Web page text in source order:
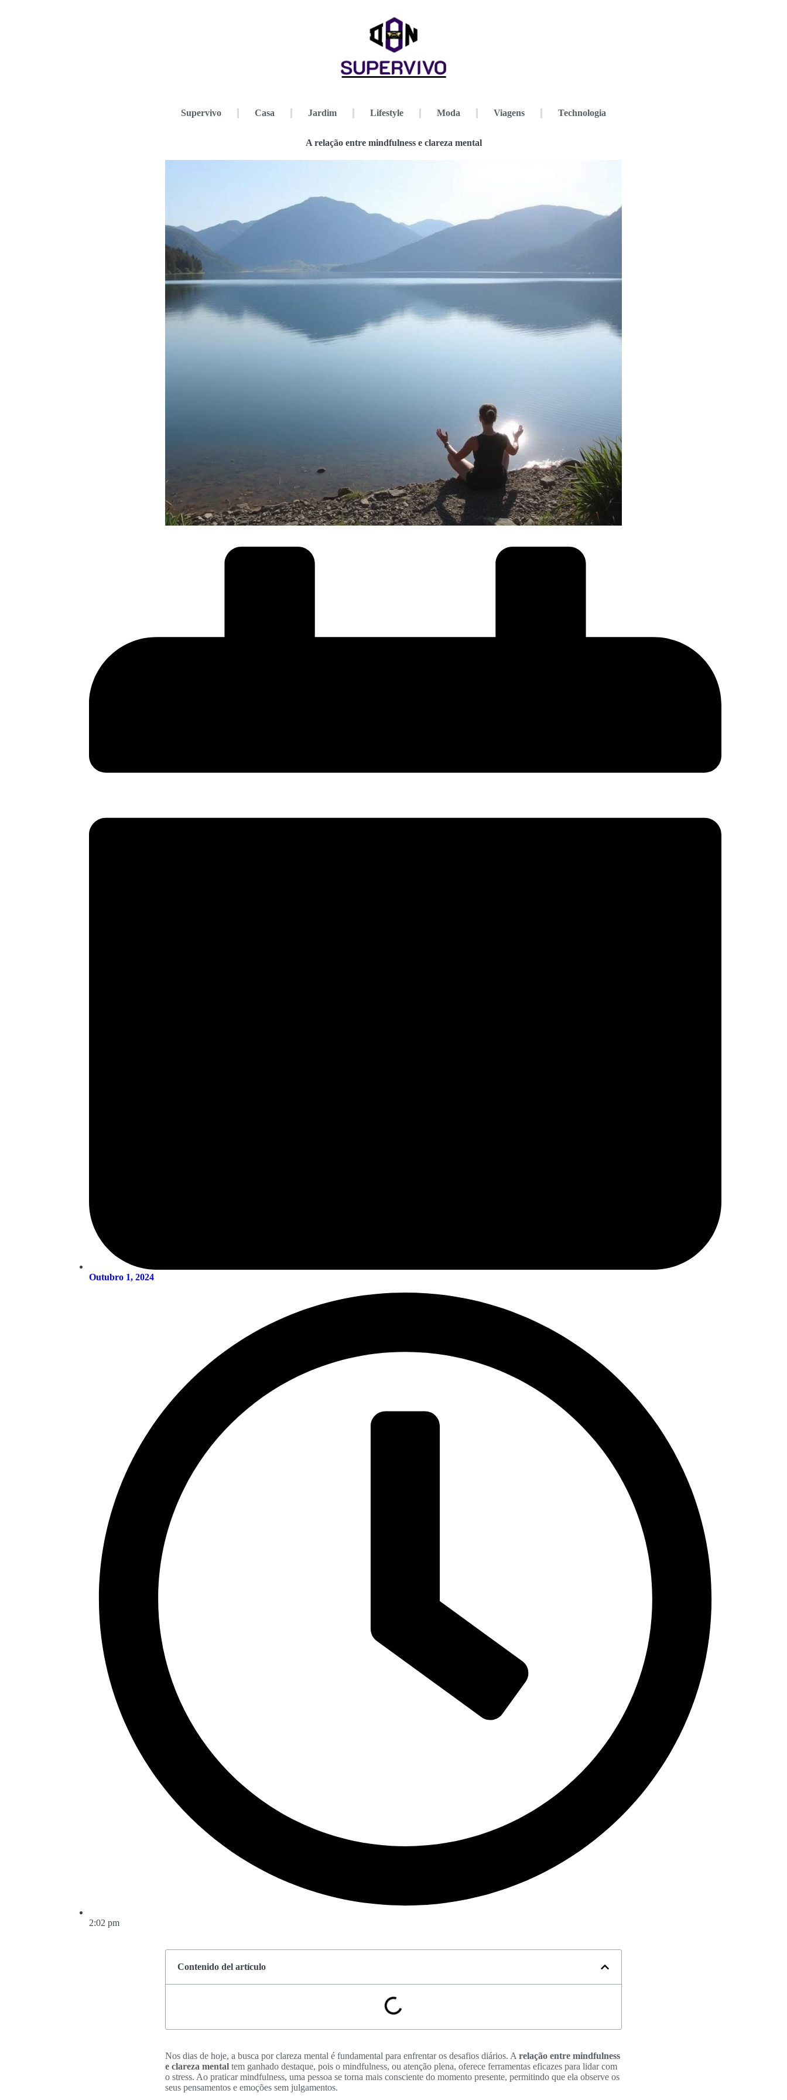
Supervivo Casa Jardim Lifestyle Moda Viagens Technologia
A relação entre mindfulness e clareza mental
Outubro 1, 2024
2:02 pm
Contenido del artículo
Nos dias de hoje, a busca por clareza mental é fundamental para enfrentar os desafios diários. A relação entre mindfulness
e clareza mental tem ganhado destaque, pois o mindfulness, ou atenção plena, oferece ferramentas eficazes para lidar com
o stress. Ao praticar mindfulness, uma pessoa se torna mais consciente do momento presente, permitindo que ela observe os
seus pensamentos e emoções sem julgamentos.